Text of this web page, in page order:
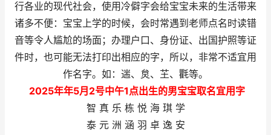
行各业的现代社会，使用冷僻字会给宝宝未来的生活带来
诸多不便：宝宝上学的时候，会时常遇到老师点名时读错
音等令人尴尬的场面；办理户口、身份证、出国护照等证
件时，也可能无法打印出相应的字，所以，非常不适宜用
作名字。如：遄、炱、芏、氍等。
2025年年5月2号中午1点出生的男宝宝取名宜用字
智 真 乐 栋 悦 海 琪 学
泰 元 洲 涵 羽 卓 逸 安